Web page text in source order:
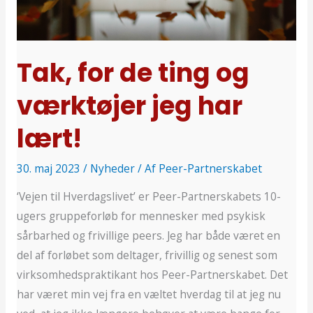
Tak, for de ting og
værktøjer jeg har
lært!
30. maj 2023 / Nyheder/ Af Peer-Partnerskabet
‘Vejen til Hverdagslivet’ er Peer-Partnerskabets 10-
ugers gruppeforløb for mennesker med psykisk
sårbarhed og frivillige peers. Jeg har både været en
del af forløbet som deltager, frivillig og senest som
virksomhedspraktikant hos Peer-Partnerskabet. Det
har været min vej fra en væltet hverdag til at jeg nu
ting
og
værktøjer
jeg
har
lært!